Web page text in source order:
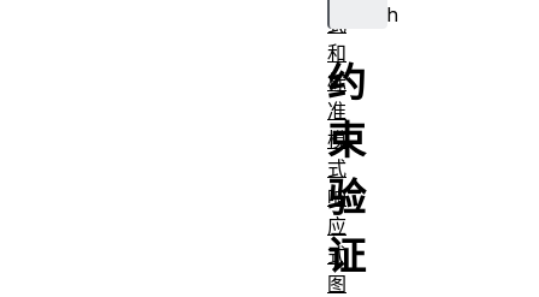
h
约
束
验
证
式
和
标
准
模
式
响
应
式
图